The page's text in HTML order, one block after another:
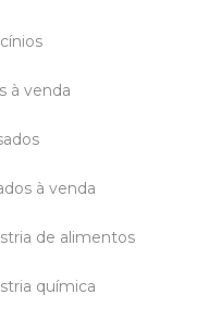
à venda
à venda
de alimentos
química